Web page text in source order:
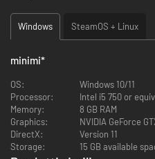
Take a hero’s journey... in tights!
champ by training, learning,
Windows SteamOS + Linux
minimi*
OS:
Windows 10/11
Processor:
Intel i5 750 or
Memory:
8 GB RAM
Graphics:
NVIDIA GeForce
DirectX:
Version 11
Storage:
15 GB available